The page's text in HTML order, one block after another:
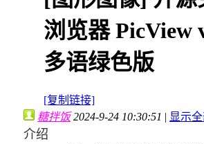
浏览器 PicView
多语绿色版
[复制链接]
糖拌饭2024-9-24 10:30:51 | 显示
介绍